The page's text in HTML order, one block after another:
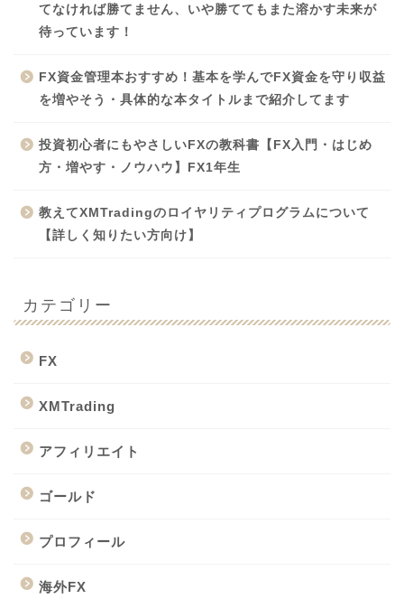
てなければ勝てません、いや勝ててもまた溶かす未来が
待っています！
FX資金管理本おすすめ！基本を学んでFX資金を守り収益
を増やそう・具体的な本タイトルまで紹介してます
投資初心者にもやさしいFXの教科書【FX入門・はじめ
方・増やす・ノウハウ】FX1年生
教えてXMTradingのロイヤリティプログラムについて
【詳しく知りたい方向け】
カテゴリー
FX
XMTrading
アフィリエイト
ゴールド
プロフィール
海外FX